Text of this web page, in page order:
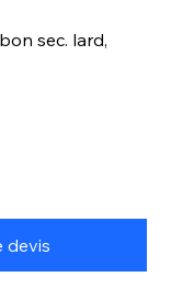
sec. lard,
devis